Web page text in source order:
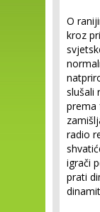
O
kroz
slušali
prema
radio
igrači
prati